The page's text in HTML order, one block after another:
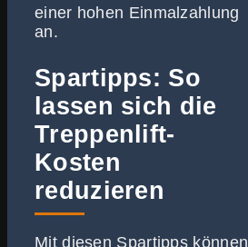
einer hohen Einmalzahlung
an.
Spartipps: So
lassen sich die
Treppenlift-
Kosten
reduzieren
Mit diesen Spartipps können